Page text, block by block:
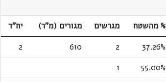
% מהשטח מגרשים מגורים (מ"ר)
יח"ד
37.26%
2
610
2
55.00%
1